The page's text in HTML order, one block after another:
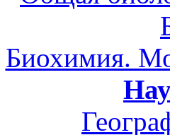
Биохимия.